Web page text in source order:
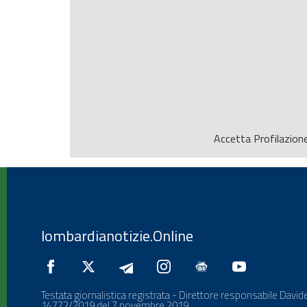
Accetta
lombardianotizie.Online
Testata giornalistica registrata - Direttore responsabile